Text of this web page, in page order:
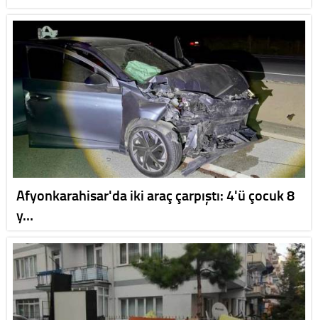
Afyonkarahisar'da iki araç çarpıştı: 4'ü çocuk 8
y…